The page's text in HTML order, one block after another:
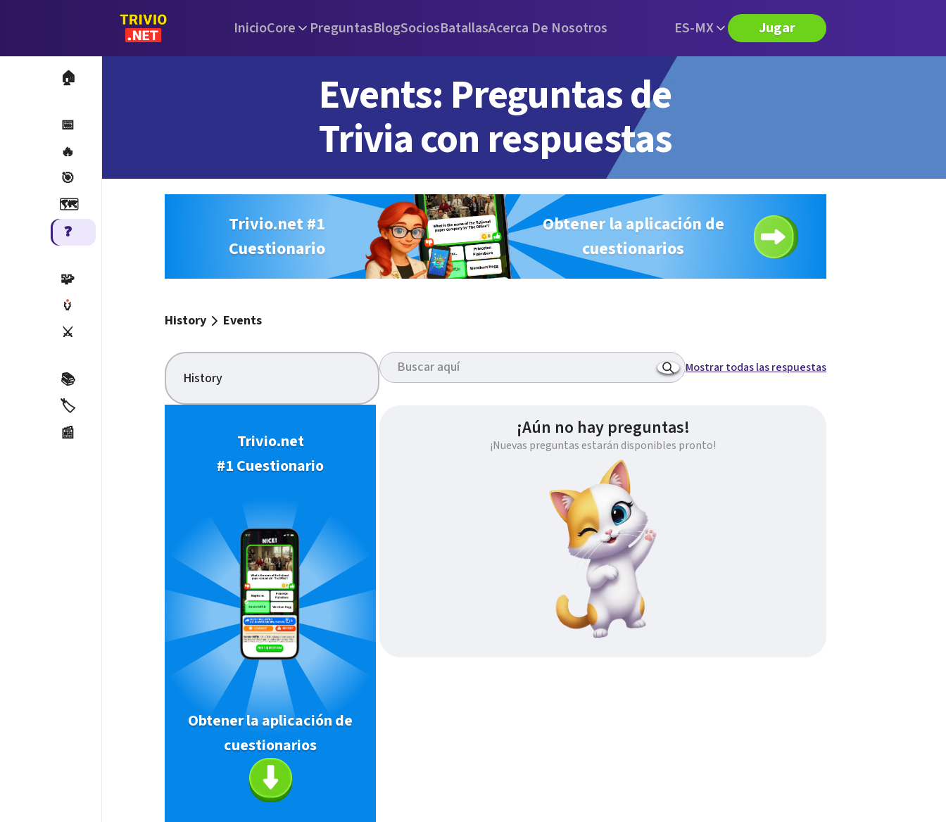
InicioCore PreguntasBlogSociosBatallasAcerca De Nosotros ES-MX Jugar
🏠
📅
🔥
🎯
🗺️
❓
🧩
🏺
⚔️
📚
🏷️
📰
Events: Preguntas de
Trivia con respuestas
Trivio.net #1
Cuestionario
Obtener la aplicación de
cuestionarios
History Events
History
Trivio.net
#1 Cuestionario
Obtener la aplicación de
cuestionarios
Mostrar todas las respuestas
¡Aún no hay preguntas!
¡Nuevas preguntas estarán disponibles pronto!